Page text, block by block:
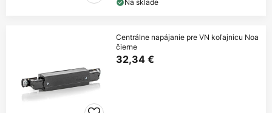
Na sklade
Centrálne napájanie pre VN koľajnicu Noa
čierne
32,34 €